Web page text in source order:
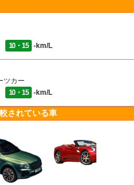
10・15 -km/L
ツカー
10・15 -km/L
されている車